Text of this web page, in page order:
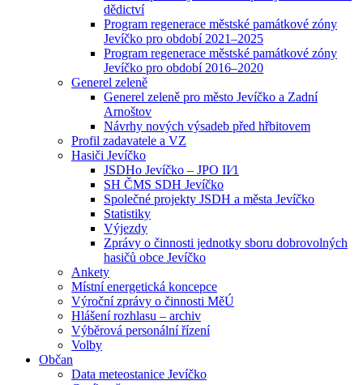
dědictví
Program regenerace městské památkové zóny
Jevíčko pro období 2021–2025
Program regenerace městské památkové zóny
Jevíčko pro období 2016–2020
Generel zeleně
Generel zeleně pro město Jevíčko a Zadní
Arnoštov
Návrhy nových výsadeb před hřbitovem
Profil zadavatele a VZ
Hasiči Jevíčko
JSDHo Jevíčko – JPO II⁄1
SH ČMS SDH Jevíčko
Společné projekty JSDH a města Jevíčko
Statistiky
Výjezdy
Zprávy o činnosti jednotky sboru dobrovolných
hasičů obce Jevíčko
Ankety
Místní energetická koncepce
Výroční zprávy o činnosti MěÚ
Hlášení rozhlasu – archiv
Výběrová personální řízení
Volby
Občan
Data meteostanice Jevíčko